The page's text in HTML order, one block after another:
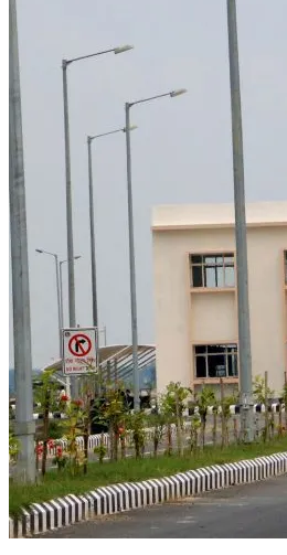
७ माघ २०७६, मंगलवार ११:५०